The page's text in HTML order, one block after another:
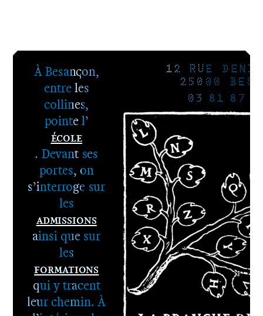
À Besançon,
entre les
collines,
pointe l’
École
. Devant ses
portes, on
s’interroge sur
les
Admissions
ainsi que sur
les
Formations
qui y tracent
leur chemin. À
12 RUE
25000
03 81 87